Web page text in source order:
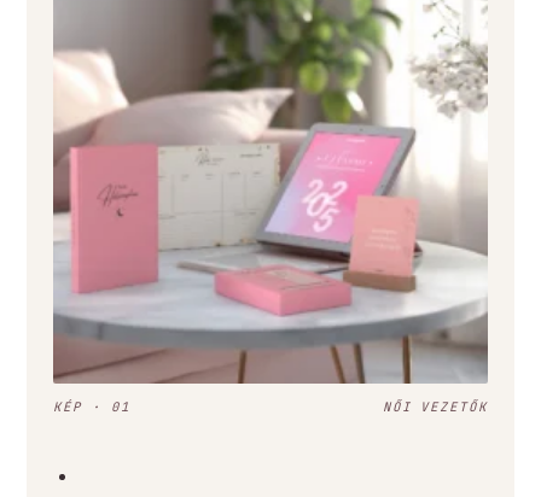
KÉP · 01 NŐI VEZETŐK